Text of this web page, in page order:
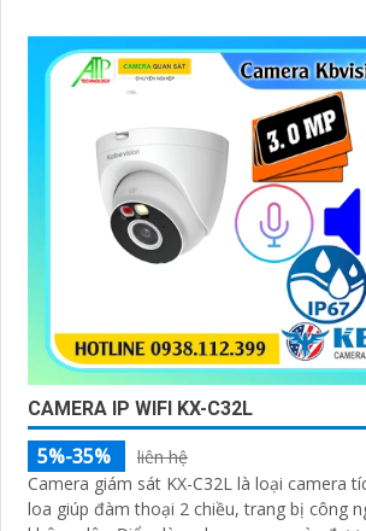
CAMERA IP WIFI KX-C32L
5%-35%
liên hệ
Camera giám sát KX-C32L là loại camera
loa giúp đàm thoại 2 chiều, trang bị công